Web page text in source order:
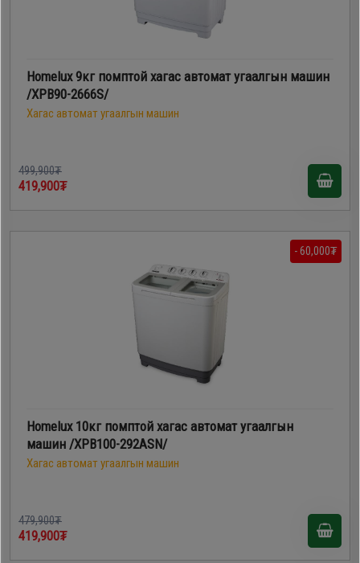
Homelux 9кг помптой хагас автомат угаалгын машин
/XPB90-2666S/
Хагас автомат угаалгын машин
499,900₮
419,900₮
- 60,000₮
Homelux 10кг помптой хагас автомат угаалгын
машин /XPB100-292ASN/
Хагас автомат угаалгын машин
479,900₮
419,900₮